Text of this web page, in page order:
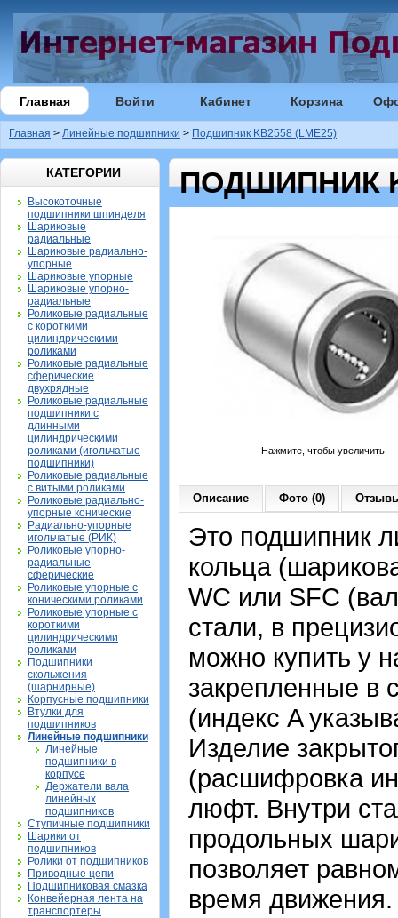
Главная Войти Кабинет Корзина
Главная > Линейные подшипники > Подшипник KB2558 (LME25)
КАТЕГОРИИ
Высокоточные
подшипники шпинделя
Шариковые
радиальные
Шариковые радиально-
упорные
Шариковые упорные
Шариковые упорно-
радиальные
Роликовые радиальные
с короткими
цилиндрическими
роликами
Роликовые радиальные
сферические
двухрядные
Роликовые радиальные
подшипники с
длинными
цилиндрическими
роликами (игольчатые
подшипники)
Роликовые радиальные
с витыми роликами
Роликовые радиально-
упорные конические
Радиально-упорные
игольчатые (РИК)
Роликовые упорно-
радиальные
сферические
Роликовые упорные с
коническими роликами
Роликовые упорные с
короткими
цилиндрическими
роликами
Подшипники
скольжения
(шарнирные)
Корпусные подшипники
Втулки для
подшипников
Линейные подшипники
Линейные
подшипники в
корпусе
Держатели вала
линейных
подшипников
Ступичные подшипники
Шарики от
подшипников
Ролики от подшипников
Приводные цепи
Подшипниковая смазка
Конвейерная лента на
транспортеры
ПОДШИПНИК
Нажмите, чтобы увеличить
Описание Фото (0)
Это подшипник
кольца
WC или SFC
стали, в
можно купить у
закрепленные в
(индекс A
Изделие
(расшифровка
люфт. Внутри
продольных
позволяет
время движения.